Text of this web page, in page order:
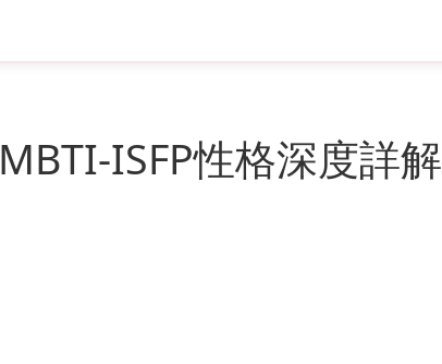
MBTI-ISFP性格深度詳解